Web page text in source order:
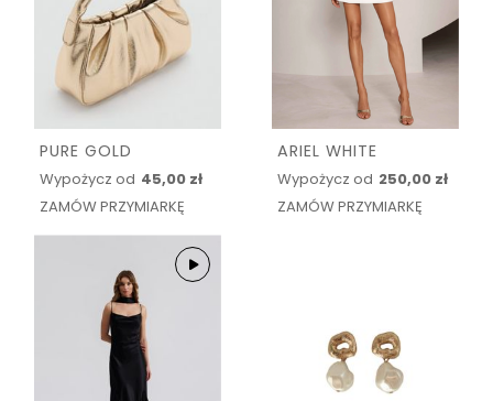
PURE GOLD
Wypożycz od 45,00 zł
ZAMÓW PRZYMIARKĘ
ARIEL WHITE
Wypożycz od 250,00 zł
ZAMÓW PRZYMIARKĘ